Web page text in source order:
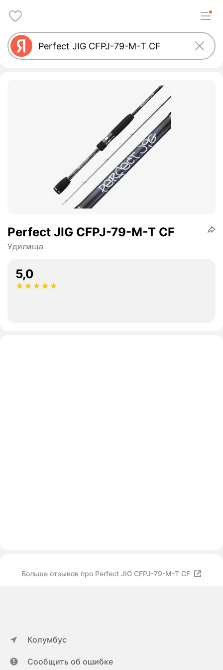
Perfect JIG CFPJ-79-М-T CF
Удилища
5,0
Больше отзывов про Perfect JIG CFPJ-79-М-T CF
Колумбус
Сообщить об ошибке